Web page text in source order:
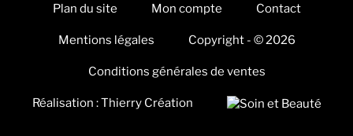
Plan du site Mon compte Contact
Mentions légales Copyright - © 2026
Conditions générales de ventes
Réalisation : Thierry Création